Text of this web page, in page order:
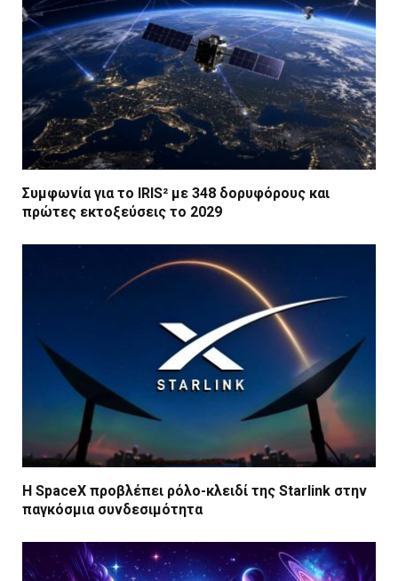
Συμφωνία για το IRIS² με 348 δορυφόρους και
πρώτες εκτοξεύσεις το 2029
Η SpaceX προβλέπει ρόλο-κλειδί της Starlink στην
παγκόσμια συνδεσιμότητα